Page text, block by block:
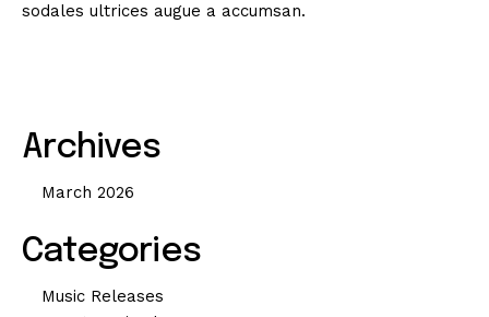
sodales ultrices augue a accumsan.
Archives
March 2026
Categories
Music Releases